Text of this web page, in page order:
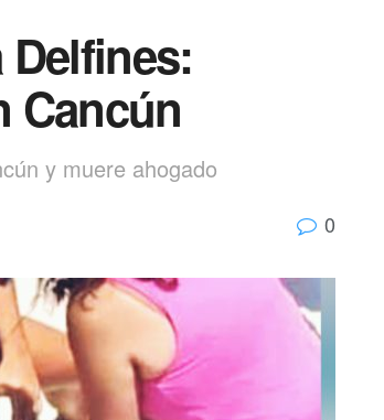
Delfines:
Cancún
y muere ahogado
0